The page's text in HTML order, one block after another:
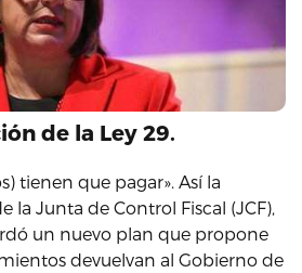
de la Ley 29.
tienen que pagar». Así la
la Junta de Control Fiscal (JCF),
un nuevo plan que propone
devuelvan al Gobierno de